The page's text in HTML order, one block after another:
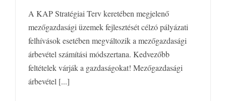
A KAP Stratégiai Terv keretében megjelenő
mezőgazdasági üzemek fejlesztését célzó pályázati
felhívások esetében megváltozik a mezőgazdasági
árbevétel számítási módszertana. Kedvezőbb
feltételek várják a gazdaságokat! Mezőgazdasági
árbevétel [...]